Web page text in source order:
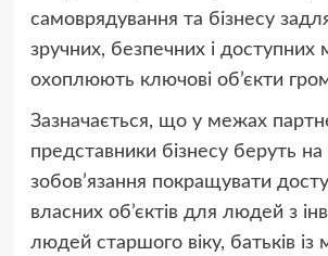
самоврядування та бізнесу
зручних, безпечних і доступних
охоплюють ключові об’єкти
Зазначається, що у межах
представники бізнесу беруть
зобов’язання покращувати
власних об’єктів для людей з
людей старшого віку, батьків